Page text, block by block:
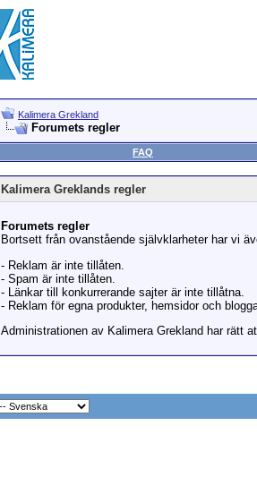
Kalimera Grekland
Forumets regler
FAQ
Kalimera Greklands regler
Forumets regler
Bortsett från ovanstående självklarheter har vi
- Reklam är inte tillåten.
- Spam är inte tillåten.
- Länkar till konkurrerande sajter är inte tillåtna.
- Reklam för egna produkter, hemsidor och
Administrationen av Kalimera Grekland har rätt